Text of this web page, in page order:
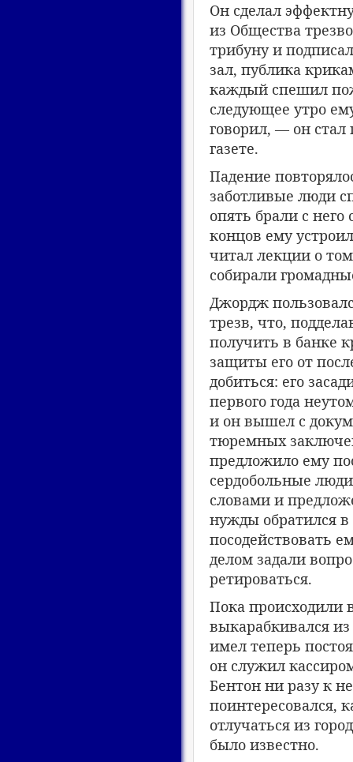
Он сделал
из Общества
трибуну и
зал, публика
каждый спешил
следующее утро
говорил, — он
газете.
Падение
заботливые люди
опять брали с
концов ему
читал лекции о
собирали
Джордж
трезв, что,
получить в банке
защиты его от
добиться: его
первого года
и он вышел с
тюремных
предложило ему
сердобольные
словами и
нужды обратился
посодействовать
делом задали
ретироваться.
Пока происходили
выкарабкивался
имел теперь
он служил
Бентон ни разу к
поинтересовался,
отлучаться из
было известно.